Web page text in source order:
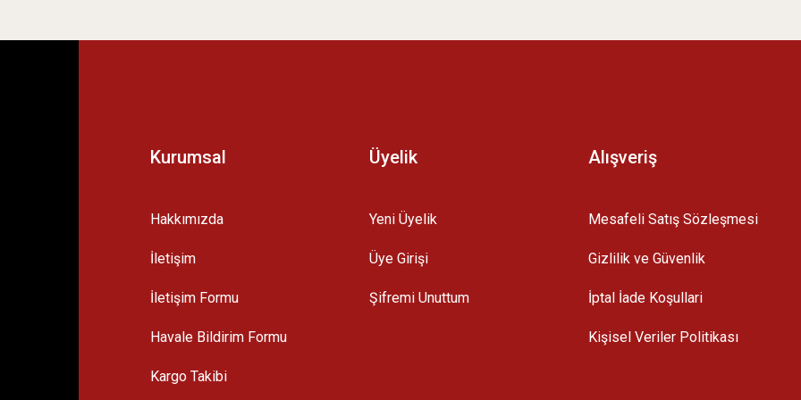
Gönder
Kurumsal
Hakkımızda
İletişim
İletişim Formu
Havale Bildirim Formu
Kargo Takibi
Üyelik
Yeni Üyelik
Üye Girişi
Şifremi Unuttum
Alışveriş
Mesafeli Satış Sözleşmesi
Gizlilik ve Güvenlik
İptal İade Koşullari
Kişisel Veriler Politikası